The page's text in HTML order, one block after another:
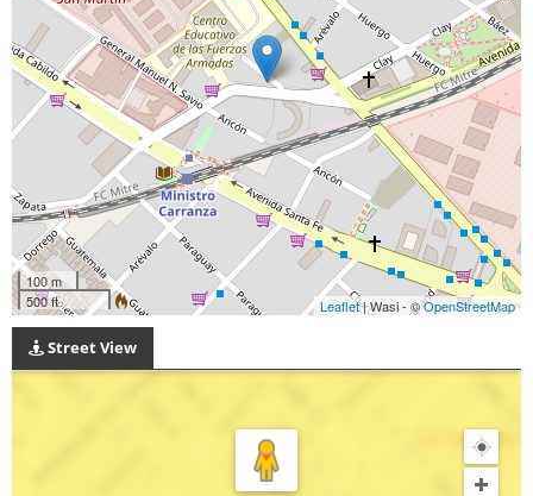
100 m
500 ft
Leaflet| Wasi - ©OpenStreetMap
Street View